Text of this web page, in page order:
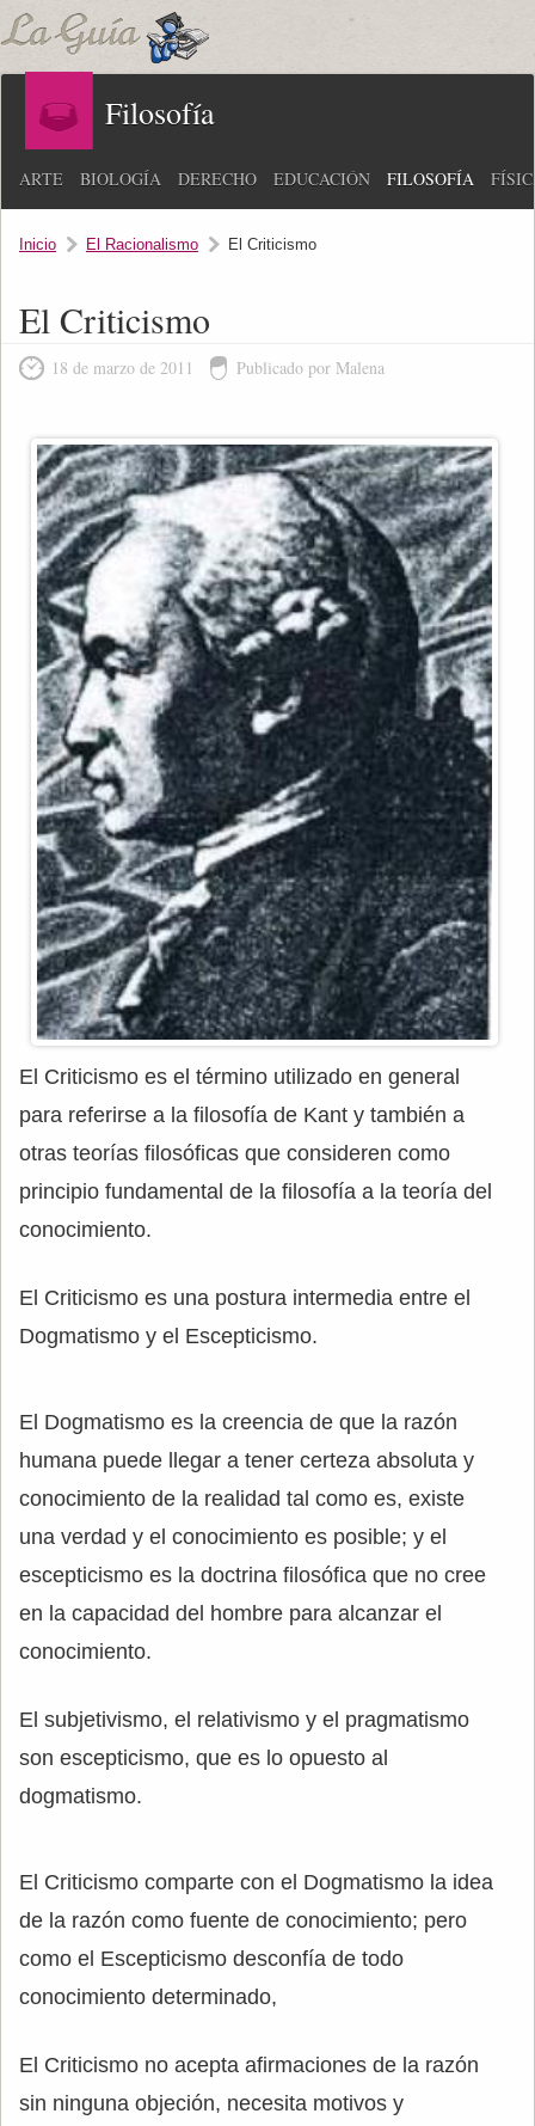
Filosofía
ARTE BIOLOGÍA DERECHO EDUCACIÓN FILOSOFÍA
Inicio El Racionalismo El Criticismo
El Criticismo
18 de marzo de 2011 Publicado por Malena
El Criticismo es el término utilizado en general
para referirse a la filosofía de Kant y también a
otras teorías filosóficas que consideren como
principio fundamental de la filosofía a la teoría del
conocimiento.
El Criticismo es una postura intermedia entre el
Dogmatismo y el Escepticismo.
El Dogmatismo es la creencia de que la razón
humana puede llegar a tener certeza absoluta y
conocimiento de la realidad tal como es, existe
una verdad y el conocimiento es posible; y el
escepticismo es la doctrina filosófica que no cree
en la capacidad del hombre para alcanzar el
conocimiento.
El subjetivismo, el relativismo y el pragmatismo
son escepticismo, que es lo opuesto al
dogmatismo.
El Criticismo comparte con el Dogmatismo la idea
de la razón como fuente de conocimiento; pero
como el Escepticismo desconfía de todo
conocimiento determinado,
El Criticismo no acepta afirmaciones de la razón
sin ninguna objeción, necesita motivos y